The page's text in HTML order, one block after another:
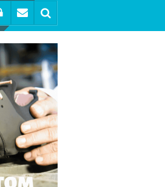
мировые рынки